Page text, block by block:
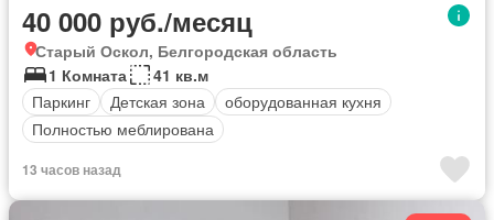
40 000 руб./месяц
Старый Оскол, Белгородская область
1 Комната
41 кв.м
Паркинг
Детская зона
оборудованная кухня
Полностью меблирована
13 часов назад